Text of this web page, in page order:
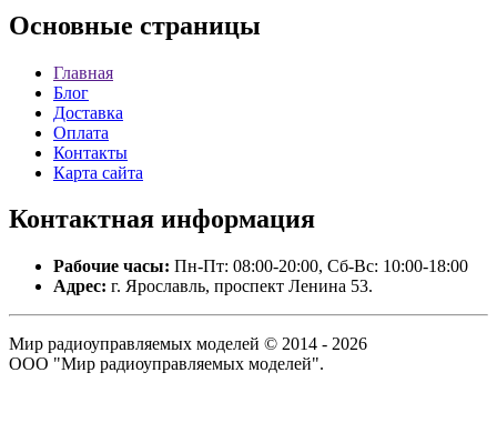
Основные страницы
Главная
Блог
Доставка
Оплата
Контакты
Карта сайта
Контактная информация
Рабочие часы: Пн-Пт: 08:00-20:00, Сб-Вс: 10:00-18:00
Адрес: г. Ярославль, проспект Ленина 53.
Мир радиоуправляемых моделей © 2014 - 2026
ООО "Мир радиоуправляемых моделей".